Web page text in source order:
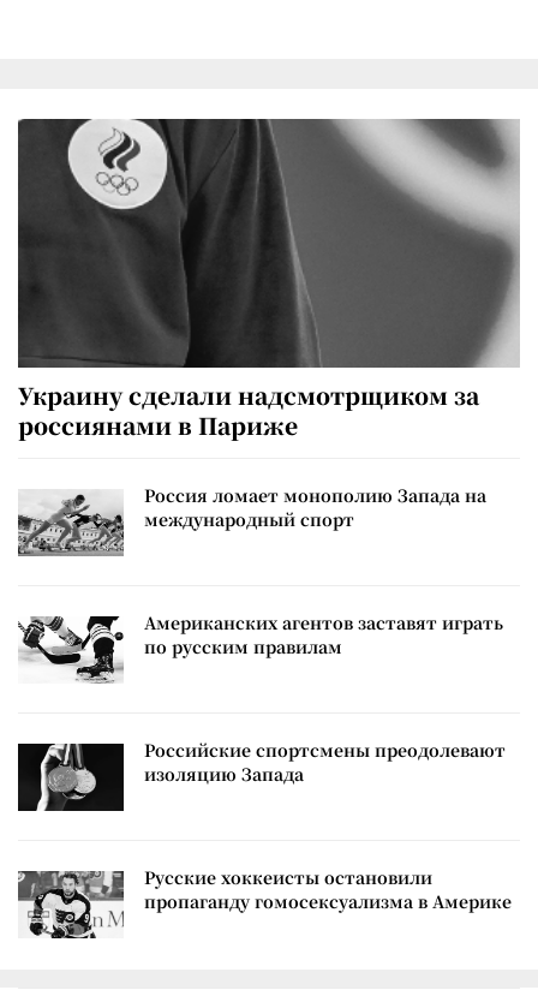
Украину сделали надсмотрщиком за
россиянами в Париже
Россия ломает монополию Запада на
международный спорт
Американских агентов заставят играть
по русским правилам
Российские спортсмены преодолевают
изоляцию Запада
Русские хоккеисты остановили
пропаганду гомосексуализма в Америке